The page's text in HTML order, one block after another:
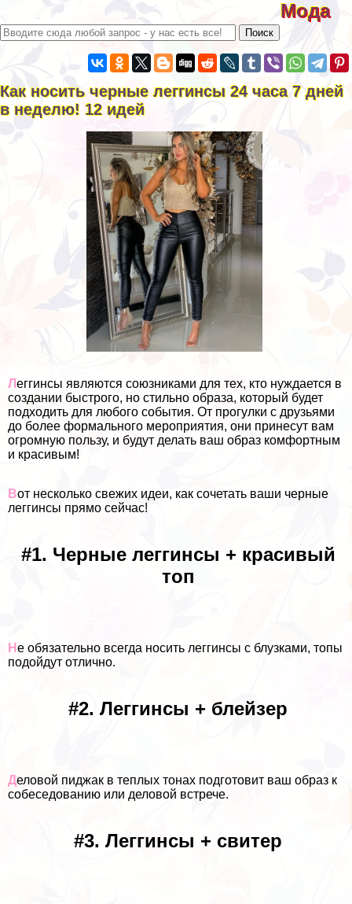
Мода
Как носить черные леггинсы 24 часа 7 дней
в неделю! 12 идей
Леггинсы являются союзниками для тех, кто нуждается в
создании быстрого, но стильно образа, который будет
подходить для любого события. От прогулки с друзьями
до более формального мероприятия, они принесут вам
огромную пользу, и будут делать ваш образ комфортным
и красивым!
Вот несколько свежих идеи, как сочетать ваши черные
леггинсы прямо сейчас!
#1. Черные леггинсы + красивый
топ
Н е обязательно всегда носить леггинсы с блузками, топы
подойдут отлично.
#2. Леггинсы + блейзер
Деловой пиджак в теплых тонах подготовит ваш образ к
собеседованию или деловой встрече.
#3. Леггинсы + свитер